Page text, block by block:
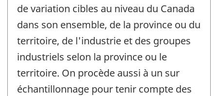
de variation cibles au niveau du Canada
dans son ensemble, de la province ou du
territoire, de l'industrie et des groupes
industriels selon la province ou le
territoire. On procède aussi à un sur
échantillonnage pour tenir compte des